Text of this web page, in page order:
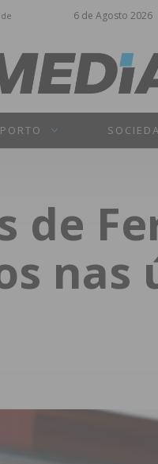
6 de Agosto 2026
de
nas